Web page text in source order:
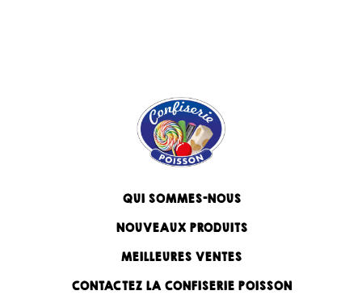
QUI SOMMES-NOUS
NOUVEAUX PRODUITS
MEILLEURES VENTES
CONTACTEZ LA CONFISERIE POISSON